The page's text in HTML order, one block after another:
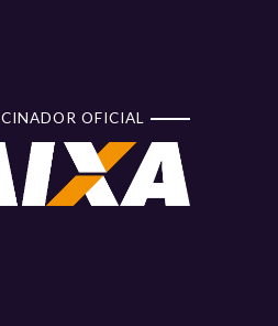
OFICIAL